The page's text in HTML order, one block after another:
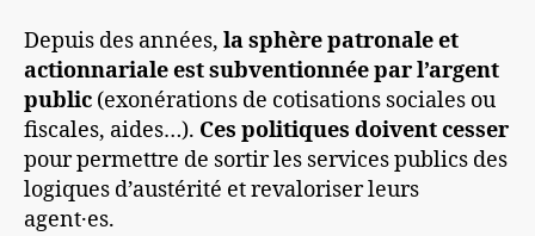
Depuis des années, la sphère patronale et
actionnariale est subventionnée par l’argent
public (exonérations de cotisations sociales ou
fiscales, aides…). Ces politiques doivent cesser
pour permettre de sortir les services publics des
logiques d’austérité et revaloriser leurs
agent·es.